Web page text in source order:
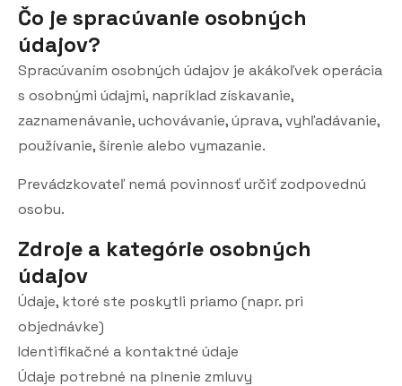
Čo je spracúvanie osobných
údajov?
Spracúvaním osobných údajov je akákoľvek operácia
s osobnými údajmi, napríklad získavanie,
zaznamenávanie, uchovávanie, úprava, vyhľadávanie,
používanie, šírenie alebo vymazanie.
Prevádzkovateľ nemá povinnosť určiť zodpovednú
osobu.
Zdroje a kategórie osobných
údajov
Údaje, ktoré ste poskytli priamo (napr. pri
objednávke)
Identifikačné a kontaktné údaje
Údaje potrebné na plnenie zmluvy